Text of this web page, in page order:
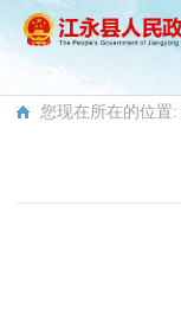
您现在所在的位置: